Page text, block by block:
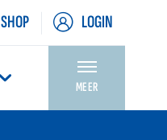
SHOP LOGIN
MEER